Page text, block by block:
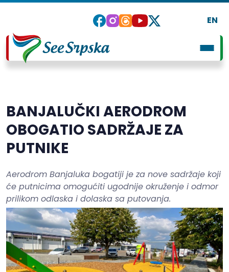
EN
BANJALUČKI AERODROM
OBOGATIO SADRŽAJE ZA
PUTNIKE
Aerodrom Banjaluka bogatiji je za nove sadržaje koji
će putnicima omogućiti ugodnije okruženje i odmor
prilikom odlaska i dolaska sa putovanja.